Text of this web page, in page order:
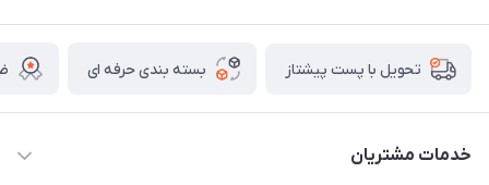
تحویل با پست پیشتاز بسته بندی حرفه ای
خدمات مشتریان